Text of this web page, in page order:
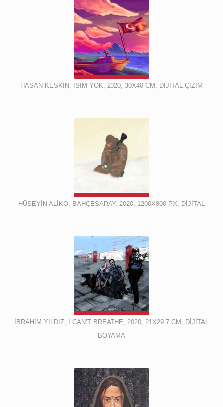
HASAN KESKİN, İSİM YOK, 2020, 30X40 CM, DİJİTAL ÇİZİM
HÜSEYİN ALİKO, BAHÇESARAY, 2020, 1200X800 PX, DİJİTAL
İBRAHİM YILDIZ, I CAN’T BREATHE, 2020, 21X29.7 CM, DİJİTAL
BOYAMA